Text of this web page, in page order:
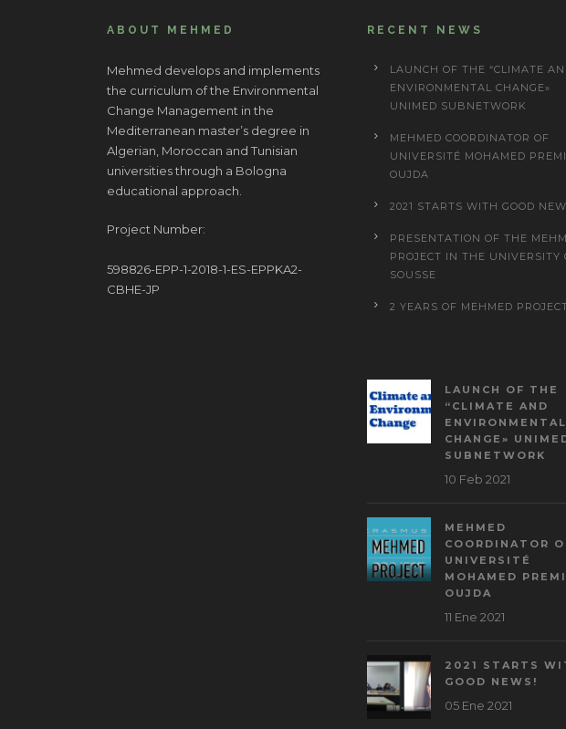
ABOUT MEHMED
Mehmed develops and implements
the curriculum of the Environmental
Change Management in the
Mediterranean master’s degree in
Algerian, Moroccan and Tunisian
universities through a Bologna
educational approach.
Project Number:
598826-EPP-1-2018-1-ES-EPPKA2-
CBHE-JP
RECENT NEWS
LAUNCH OF THE “CLIMATE
ENVIRONMENTAL CHANGE»
UNIMED SUBNETWORK
MEHMED COORDINATOR OF
UNIVERSITÉ MOHAMED
OUJDA
2021 STARTS WITH GOOD
PRESENTATION OF THE
PROJECT IN THE UNIVERSITY
SOUSSE
2 YEARS OF MEHMED
LAUNCH OF THE
“CLIMATE AND
ENVIRONMENTAL
CHANGE»
SUBNETWORK
10 Feb 2021
MEHMED
COORDINATOR
UNIVERSITÉ
MOHAMED
OUJDA
11 Ene 2021
2021 STARTS
GOOD NEWS!
05 Ene 2021